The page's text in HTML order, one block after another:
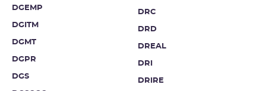
DGEMP
DGITM
DGMT
DGPR
DGS
DRC
DRD
DREAL
DRI
DRIRE